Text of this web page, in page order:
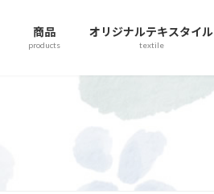
商品
products
オリジナルテキスタイル
textile